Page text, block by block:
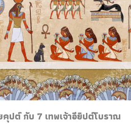
ปต์ กับ 7 เทพเจ้าอียิปต์โบราณ